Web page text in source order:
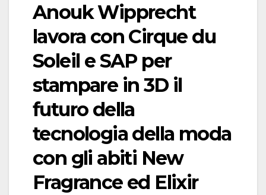
Anouk Wipprecht
lavora con Cirque du
Soleil e SAP per
stampare in 3D il
futuro della
tecnologia della moda
con gli abiti New
Fragrance ed Elixir